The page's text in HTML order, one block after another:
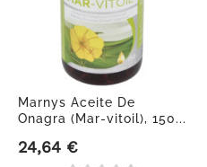
Marnys Aceite De
Onagra (Mar-vitoil), 150...
Precio
24,64 €